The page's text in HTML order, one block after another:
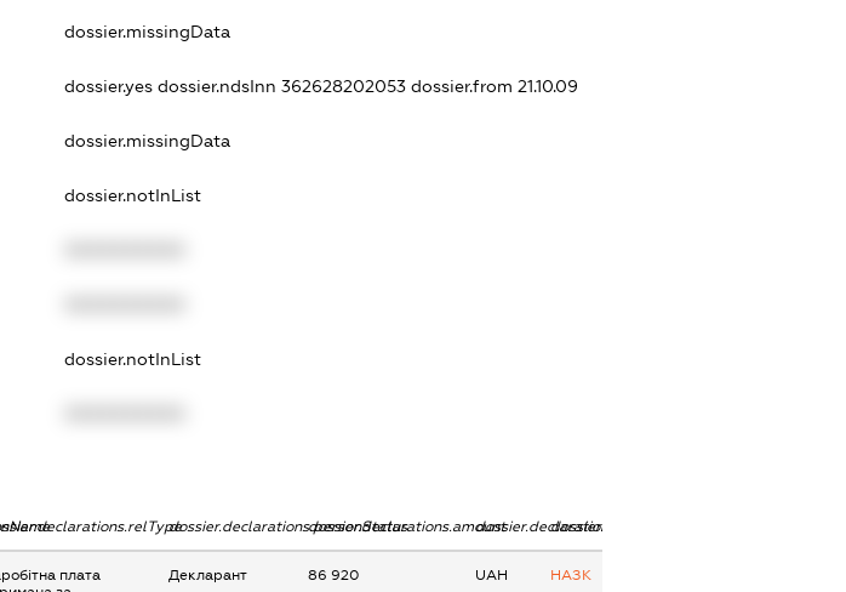
dossier.missingData
dossier.yes dossier.ndsInn 362628202053 dossier.from 21.10.09
dossier.missingData
dossier.notInList
dossier.notInList
dossier.declarations.personStatusdossier.declarations.amountdossier.declarations.currency
dossier.declarations.source
плата
Декларант 86 920 UAH НАЗК